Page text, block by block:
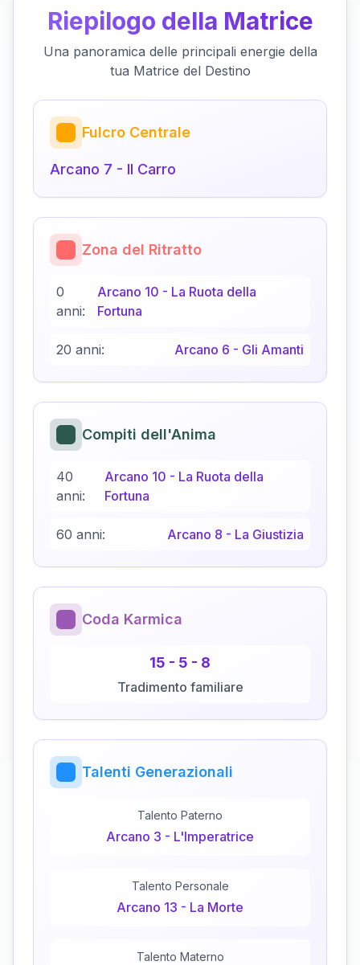
Riepilogo della Matrice
Una panoramica delle principali energie della
tua Matrice del Destino
Fulcro Centrale
Arcano 7 - Il Carro
Zona del Ritratto
0
anni:
Arcano 10 - La Ruota della
Fortuna
20 anni: Arcano 6 - Gli Amanti
Compiti dell'Anima
40
anni:
Arcano 10 - La Ruota della
Fortuna
60 anni: Arcano 8 - La Giustizia
Coda Karmica
15 - 5 - 8
Tradimento familiare
Talenti Generazionali
Talento Paterno
Arcano 3 - L'Imperatrice
Talento Personale
Arcano 13 - La Morte
Talento Materno